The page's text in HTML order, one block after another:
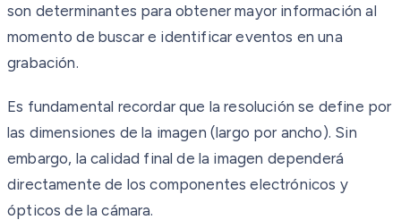
son determinantes para obtener mayor información al
momento de buscar e identificar eventos en una
grabación.
Es fundamental recordar que la resolución se define por
las dimensiones de la imagen (largo por ancho). Sin
embargo, la calidad final de la imagen dependerá
directamente de los componentes electrónicos y
ópticos de la cámara.